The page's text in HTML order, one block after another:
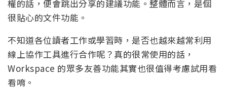
權的話，便會跳出分享的建議功能。整體而言，是個
很貼心的文件功能。
不知道各位讀者工作或學習時，是否也越來越常利用
線上協作工具進行合作呢？真的很常使用的話，
Workspace 的眾多友善功能其實也很值得考慮試用看
看唷。